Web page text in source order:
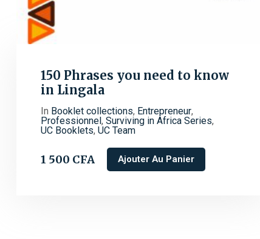
150 Phrases you need to know
in Lingala
In Booklet collections, Entrepreneur,
Professionnel, Surviving in Africa Series,
UC Booklets, UC Team
1 500 CFA Ajouter Au Panier